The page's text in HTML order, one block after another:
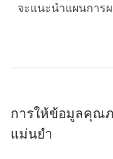
จะแนะนำแผนกา
การให้ข้อมูลคุณ
แม่นยำ